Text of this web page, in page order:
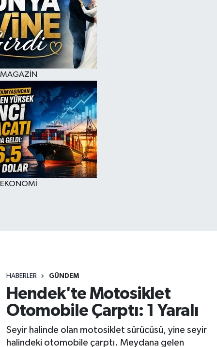
MAGAZİN
EKONOMİ
HABERLER GÜNDEM
Hendek'te Motosiklet
Otomobile Çarptı: 1 Yaralı
Seyir halinde olan motosiklet sürücüsü, yine seyir
halindeki otomobile çarptı. Meydana gelen